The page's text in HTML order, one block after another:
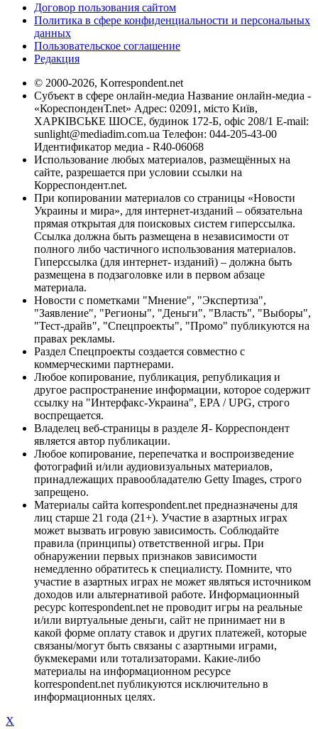
Договор пользования сайтом
Политика в сфере конфиденциальности и персональных
данных
Пользовательское соглашение
Редакция
© 2000-2026, Korrespondent.net
Субъект в сфере онлайн-медиа Название онлайн-медиа -
«КореспонденТ.net» Адрес: 02091, місто Київ,
ХАРКІВСЬКЕ ШОСЕ, будинок 172-Б, офіс 208/1 E-mail:
sunlight@mediadim.com.ua Телефон: 044-205-43-00
Идентификатор медиа - R40-06068
Использование любых материалов, размещённых на
сайте, разрешается при условии ссылки на
Корреспондент.net.
При копировании материалов со страницы «Новости
Украины и мира», для интернет-изданий – обязательна
прямая открытая для поисковых систем гиперссылка.
Ссылка должна быть размещена в независимости от
полного либо частичного использования материалов.
Гиперссылка (для интернет- изданий) – должна быть
размещена в подзаголовке или в первом абзаце
материала.
Новости с пометками "Мнение", "Экспертиза",
"Заявление", "Регионы", "Деньги", "Власть", "Выборы",
"Тест-драйв", "Спецпроекты", "Промо" публикуются на
правах рекламы.
Раздел Спецпроекты создается совместно с
коммерческими партнерами.
Любое копирование, публикация, републикация и
другое распространение информации, которое содержит
ссылку на "Интерфакс-Украина", EPA / UPG, строго
воспрещается.
Владелец веб-страницы в разделе Я- Корреспондент
является автор публикации.
Любое копирование, перепечатка и воспроизведение
фотографий и/или аудиовизуальных материалов,
принадлежащих правообладателю Getty Images, строго
запрещено.
Материалы сайта korrespondent.net предназначены для
лиц старше 21 года (21+). Участие в азартных играх
может вызвать игровую зависимость. Соблюдайте
правила (принципы) ответственной игры. При
обнаружении первых признаков зависимости
немедленно обратитесь к специалисту. Помните, что
участие в азартных играх не может являться источником
доходов или альтернативой работе. Информационный
ресурс korrespondent.net не проводит игры на реальные
и/или виртуальные деньги, сайт не принимает ни в
какой форме оплату ставок и других платежей, которые
связаны/могут быть связаны с азартными играми,
букмекерами или тотализаторами. Какие-либо
материалы на информационном ресурсе
korrespondent.net публикуются исключительно в
информационных целях.
X